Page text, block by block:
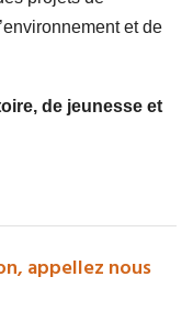
et de
de jeunesse et
appellez nous